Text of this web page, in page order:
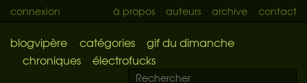
connexion à propos auteurs archive contact
blogvipère catégories
gif du dimanche
chroniques
électrofucks